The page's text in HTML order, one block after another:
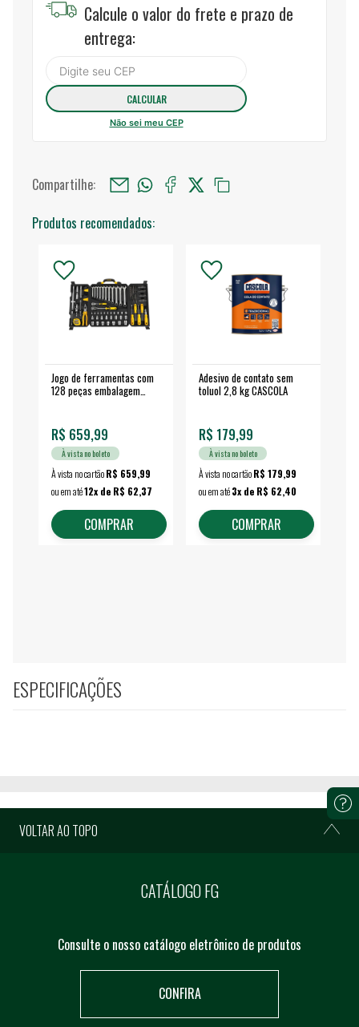
Calcule o valor do frete e prazo de
entrega:
Não sei meu CEP
Compartilhe:
Produtos recomendados:
Jogo de ferramentas com
128 peças embalagem
R$ 659,99
À vista no boleto
À vista no cartãoR$ 659,99
ou em até12x de R$ 62,37
COMPRAR
Adesivo de contato sem
toluol 2,8 kg CASCOLA
R$ 179,99
À vista no boleto
À vista no cartãoR$ 179,99
ou em até3x de R$ 62,40
COMPRAR
ESPECIFICAÇÕES
VOLTAR AO TOPO
CATÁLOGO FG
Consulte o nosso catálogo eletrônico de produtos
CONFIRA